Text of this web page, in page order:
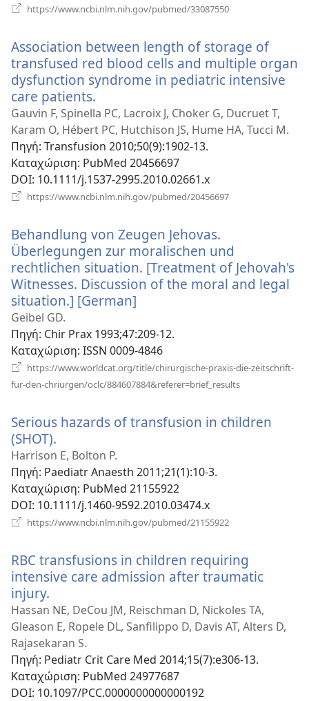
https://www.ncbi.nlm.nih.gov/pubmed/33087550
Association between length of storage of
transfused red blood cells and multiple organ
dysfunction syndrome in pediatric intensive
care patients.
νέο
παράθυρο)
Gauvin F, Spinella PC, Lacroix J, Choker G, Ducruet T,
Karam O, Hébert PC, Hutchison JS, Hume HA, Tucci M.
Πηγή‎: Transfusion 2010;50(9):1902-13.
Καταχώριση‎: PubMed 20456697
DOI‎: 10.1111/j.1537-2995.2010.02661.x
https://www.ncbi.nlm.nih.gov/pubmed/20456697
Behandlung von Zeugen Jehovas.
Überlegungen zur moralischen und
rechtlichen situation. [Treatment of Jehovah's
Witnesses. Discussion of the moral and legal
situation.] [German]
παράθυρο)
Geibel GD.
Πηγή‎: Chir Prax 1993;47:209-12.
Καταχώριση‎: ISSN 0009-4846
https://www.worldcat.org/title/chirurgische-praxis-die-zeitschrift-
fur-den-chriurgen/oclc/884607884&referer=brief_results
Serious hazards of transfusion in children
(SHOT).
νέο
παράθυρο)
Harrison E, Bolton P.
Πηγή‎: Paediatr Anaesth 2011;21(1):10-3.
Καταχώριση‎: PubMed 21155922
DOI‎: 10.1111/j.1460-9592.2010.03474.x
https://www.ncbi.nlm.nih.gov/pubmed/21155922
RBC transfusions in children requiring
intensive care admission after traumatic
injury.
νέο
παράθυρο)
Hassan NE, DeCou JM, Reischman D, Nickoles TA,
Gleason E, Ropele DL, Sanfilippo D, Davis AT, Alters D,
Rajasekaran S.
Πηγή‎: Pediatr Crit Care Med 2014;15(7):e306-13.
Καταχώριση‎: PubMed 24977687
DOI‎: 10.1097/PCC.0000000000000192